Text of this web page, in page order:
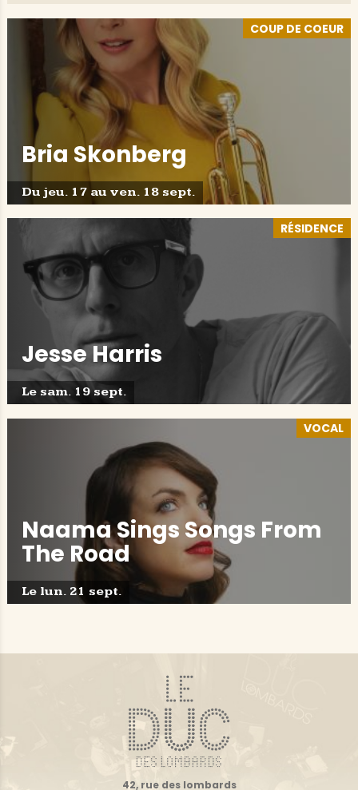
COUP DE COEUR
Bria Skonberg
Du jeu. 17 au ven. 18 sept.
RÉSIDENCE
Jesse Harris
Le sam. 19 sept.
VOCAL
Naama Sings Songs From
The Road
Le lun. 21 sept.
42, rue des lombards